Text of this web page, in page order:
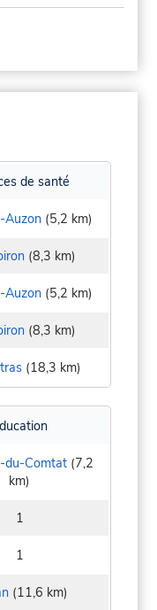
de santé
Auzon(5,2 km)
(8,3 km)
Auzon(5,2 km)
(8,3 km)
(18,3 km)
du-Comtat (7,2
km)
1
1
(11,6 km)